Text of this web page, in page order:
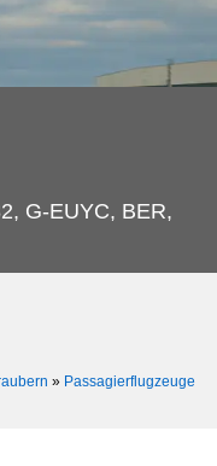
G-EUYC, BER,
» Passagierflugzeuge